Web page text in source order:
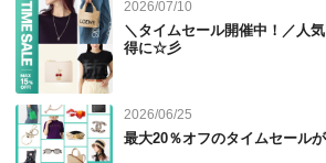
2026/07/28(火) 00:00～2026/08/04(火)
■スタッフの推し&amp;#9825;タイムセール
■ショルダーバッグ
■スニーカー
2026/07/10
＼タイムセール開催中！／人
得に☆彡
2026/06/25
最大20％オフのタイムセール